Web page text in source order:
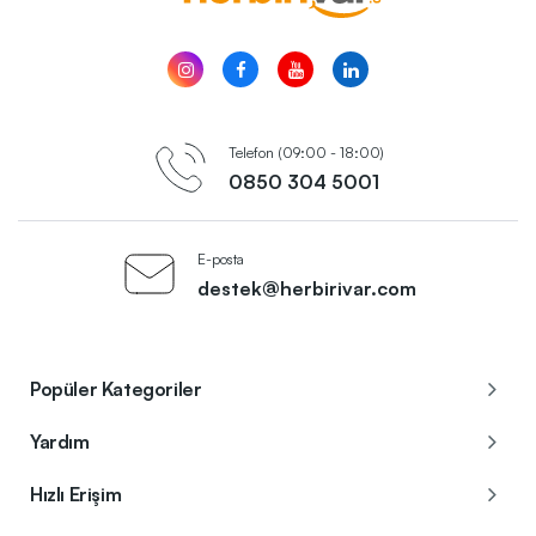
Telefon (09:00 - 18:00)
0850 304 5001
E-posta
destek@herbirivar.com
Popüler Kategoriler
Yardım
Hızlı Erişim